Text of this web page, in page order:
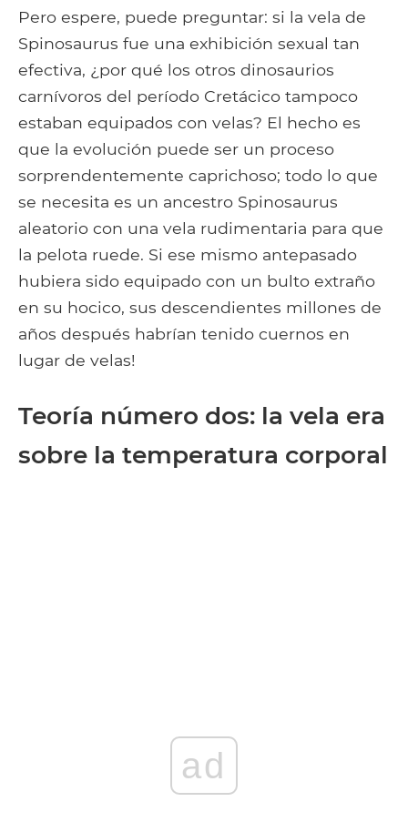
Pero espere, puede preguntar: si la vela de
Spinosaurus fue una exhibición sexual tan
efectiva, ¿por qué los otros dinosaurios
carnívoros del período Cretácico tampoco
estaban equipados con velas? El hecho es
que la evolución puede ser un proceso
sorprendentemente caprichoso; todo lo que
se necesita es un ancestro Spinosaurus
aleatorio con una vela rudimentaria para que
la pelota ruede. Si ese mismo antepasado
hubiera sido equipado con un bulto extraño
en su hocico, sus descendientes millones de
años después habrían tenido cuernos en
lugar de velas!
Teoría número dos: la vela era
sobre la temperatura corporal
ad